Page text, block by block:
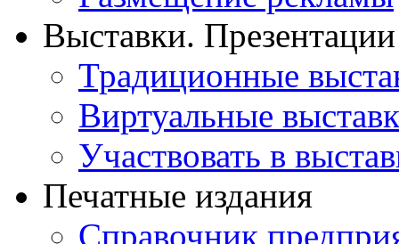
Выставки. Презентации
Традиционные
Виртуальные
Участвовать в
Печатные издания
Справочник